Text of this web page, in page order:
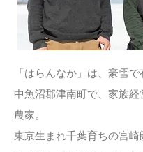
「はらんなか」は、豪雪
中魚沼郡津南町で、家族経
農家。
東京生まれ千葉育ちの宮崎